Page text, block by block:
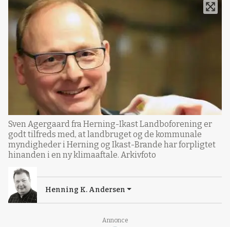
Annonce
Sven Agergaard fra Herning-Ikast Landboforening er
godt tilfreds med, at landbruget og de kommunale
myndigheder i Herning og Ikast-Brande har forpligtet
hinanden i en ny klimaaftale. Arkivfoto
Henning K. Andersen